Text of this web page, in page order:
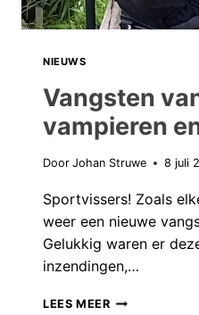
NIEUWS
Vangsten
vampieren
Door Johan Struwe 8 juli
Sportvissers! Zoals
weer een nieuwe
Gelukkig waren er
inzendingen,…
LEES MEERVANGSTEN